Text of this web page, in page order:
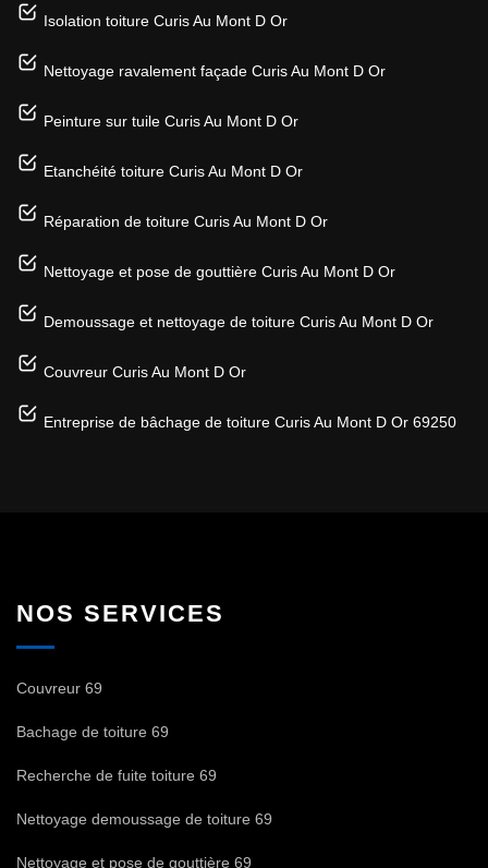
Isolation toiture Curis Au Mont D Or
Nettoyage ravalement façade Curis Au Mont D Or
Peinture sur tuile Curis Au Mont D Or
Etanchéité toiture Curis Au Mont D Or
Réparation de toiture Curis Au Mont D Or
Nettoyage et pose de gouttière Curis Au Mont D Or
Demoussage et nettoyage de toiture Curis Au Mont D Or
Couvreur Curis Au Mont D Or
Entreprise de bâchage de toiture Curis Au Mont D Or 69250
NOS SERVICES
Couvreur 69
Bachage de toiture 69
Recherche de fuite toiture 69
Nettoyage demoussage de toiture 69
Nettoyage et pose de gouttière 69